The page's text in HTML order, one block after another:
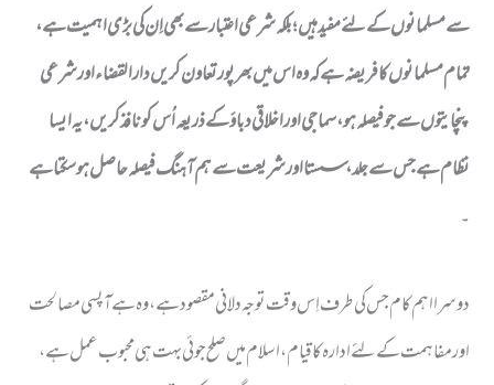
سے مسلمانوں کے لئے مفید ہیں؛ بلکہ شرعی اعتبار سے بھی اِن کی بڑی اہمیت ہے،
تمام مسلمانوں کا فریضہ ہے کہ وہ اس میں بھرپور تعاون کریں دارالقضاء اور شرعی
پنچایتوں سے جو فیصلہ ہو، سماجی اور اخلاقی دباؤ کے ذریعہ اُس کو نافذ کریں، یہ ایسا
نظام ہے جس سے جلد، سستا اور شریعت سے ہم آہنگ فیصلہ حاصل ہوسکتا ہے
۔
دوسرا اہم کام جس کی طرف اِس وقت توجہ دلانی مقصود ہے، وہ ہے آپسی مصالحت
اور مفاہمت کے لئے ادارہ کا قیام، اسلام میں صلح جوئی بہت ہی محبوب عمل ہے،